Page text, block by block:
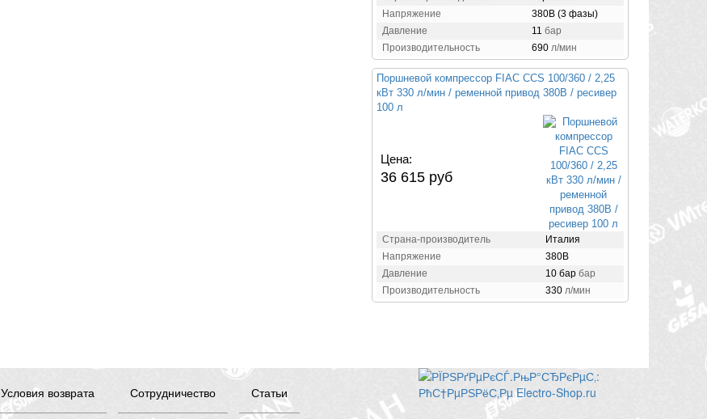
Напряжение
380В (3 фазы)
Давление
11 бар
Производительность
690 л/мин
Поршневой компрессор FIAC CCS 100/360 / 2,25
кВт 330 л/мин / ременной привод 380В / ресивер
100 л
Цена:
36 615 руб
Страна-производитель
Италия
Напряжение
380В
Давление
10 бар бар
Производительность
330 л/мин
Условия возврата Сотрудничество Статьи